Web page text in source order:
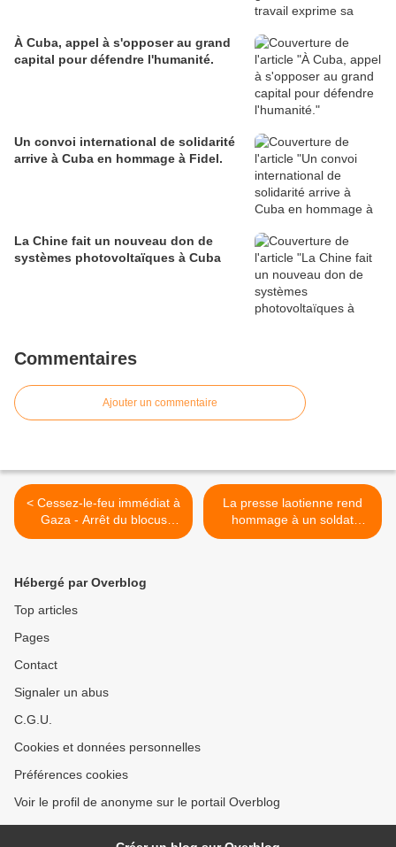
À Cuba, appel à s'opposer au grand
capital pour défendre l'humanité.
Un convoi international de solidarité
arrive à Cuba en hommage à Fidel.
La Chine fait un nouveau don de
systèmes photovoltaïques à Cuba
Commentaires
Ajouter un commentaire
< Cessez-le-feu immédiat à
Gaza - Arrêt du blocus
criminel - Reconnaissance
La presse laotienne rend
hommage à un soldat
communiste exceptionnel
Hébergé par Overblog
Top articles
Pages
Contact
Signaler un abus
C.G.U.
Cookies et données personnelles
Préférences cookies
Voir le profil de anonyme sur le portail Overblog